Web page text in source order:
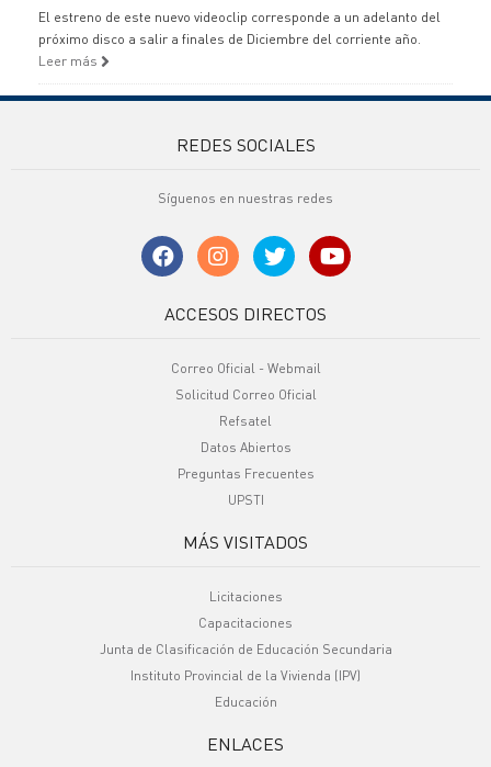
El estreno de este nuevo videoclip corresponde a un adelanto del
próximo disco a salir a finales de Diciembre del corriente año.
Leer más
REDES SOCIALES
Síguenos en nuestras redes
ACCESOS DIRECTOS
Correo Oficial - Webmail
Solicitud Correo Oficial
Refsatel
Datos Abiertos
Preguntas Frecuentes
UPSTI
MÁS VISITADOS
Licitaciones
Capacitaciones
Junta de Clasificación de Educación Secundaria
Instituto Provincial de la Vivienda (IPV)
Educación
ENLACES